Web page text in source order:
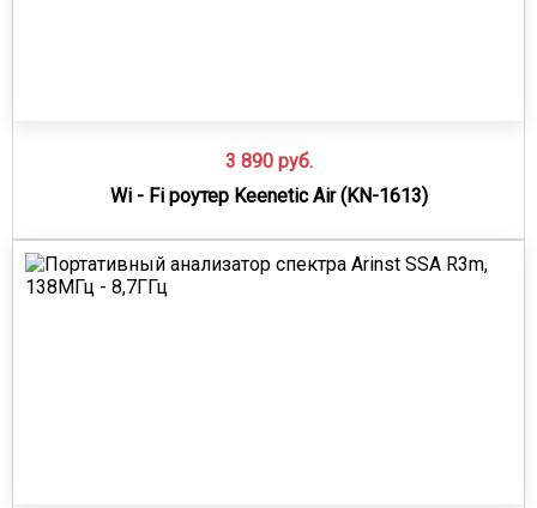
3 890 руб.
Wi - Fi роутер Keenetic Air (KN-1613)